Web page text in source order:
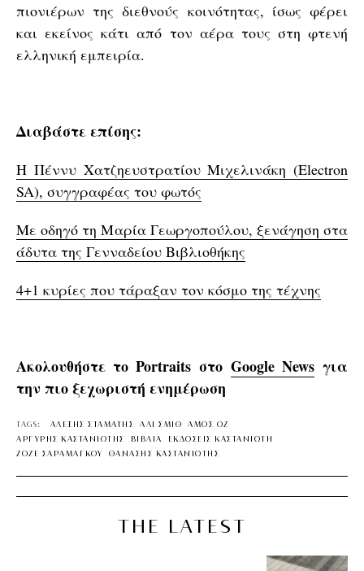
πιονιέρων της διεθνούς κοινότητας, ίσως φέρει
και εκείνος κάτι από τον αέρα τους στη φτενή
ελληνική εμπειρία.
Διαβάστε επίσης:
Η Πέννυ Χατζηευστρατίου Μιχελινάκη (Electron
SA), συγγραφέας του φωτός
Με οδηγό τη Μαρία Γεωργοπούλου, ξενάγηση στα
άδυτα της Γενναδείου Βιβλιοθήκης
4+1 κυρίες που τάραξαν τον κόσμο της τέχνης
Ακολουθήστε το Portraits στο Google Newsγια
την πιο ξεχωριστή ενημέρωση
TAGS: ΑΛΕΞΗΣ ΣΤΑΜΑΤΗΣ ΑΛΙ ΣΜΙΘ
ΑΜΟΣ ΟΖ
ΑΡΓΥΡΗΣ ΚΑΣΤΑΝΙΩΤΗΣ
ΒΙΒΛΙΑ
ΕΚΔΟΣΕΙΣ ΚΑΣΤΑΝΙΩΤΗ
ΖΟΖΕ ΣΑΡΑΜΑΓΚΟΥ
ΘΑΝΑΣΗΣ ΚΑΣΤΑΝΙΩΤΗΣ
THE LATEST